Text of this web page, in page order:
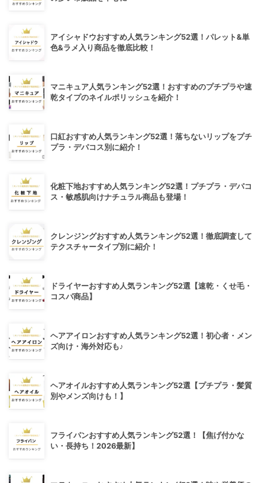
アイシャドウおすすめ人気ランキング52選！パレット&単
色&ラメ入り商品を徹底比較！
マニキュア人気ランキング52選！おすすめのプチプラや速
乾タイプのネイルポリッシュを紹介！
口紅おすすめ人気ランキング52選！落ちないリップをプチ
プラ・デパコス別に紹介！
化粧下地おすすめ人気ランキング52選！プチプラ・デパコ
ス・敏感肌向けナチュラル商品も登場！
クレンジングおすすめ人気ランキング52選！徹底調査して
テクスチャータイプ別に紹介！
ドライヤーおすすめ人気ランキング52選【速乾・くせ毛・
コスパ商品】
ヘアアイロンおすすめ人気ランキング52選！初心者・メン
ズ向け・海外対応も♪
ヘアオイルおすすめ人気ランキング52選【プチプラ・髪質
別やメンズ向けも！】
フライパンおすすめ人気ランキング52選！【焦げ付かな
い・長持ち！2026最新】